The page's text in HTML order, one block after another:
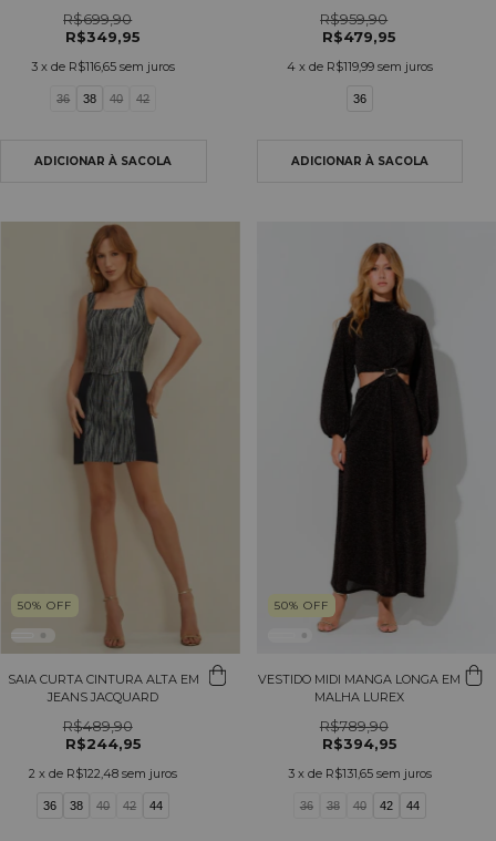
R$699,90
R$349,95
3 x de R$116,65 sem juros
36 38 40 42
R$959,90
R$479,95
4 x de R$119,99 sem juros
36
50% OFF
SAIA CURTA CINTURA ALTA EM
JEANS JACQUARD
R$489,90
R$244,95
2 x de R$122,48 sem juros
36 38 40 42 44
50% OFF
VESTIDO MIDI MANGA LONGA EM
MALHA LUREX
R$789,90
R$394,95
3 x de R$131,65 sem juros
36 38 40 42 44